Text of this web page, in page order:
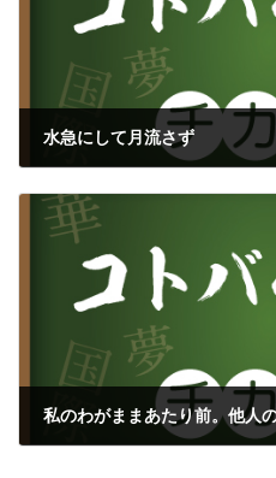
水急にして月流さず